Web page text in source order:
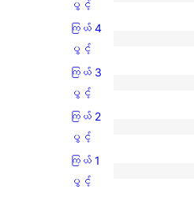
ကြယ်
5
ပွင့်
အဆင့်
သုံးသပ်
3
စောင်
ပွင့်
ကြယ်
4
ပွင့်
အဆင့်
သုံးသပ်
0
စောင်
ကြယ် 4
ပွင့်
ကြယ်
3
ပွင့်
အဆင့်
သုံးသပ်
ကြယ် 3
ပွင့်
ကြယ်
2
ပွင့်
ကြယ် 2
ပွင့်
ကြယ်
ကြယ် 1
ပွင့်